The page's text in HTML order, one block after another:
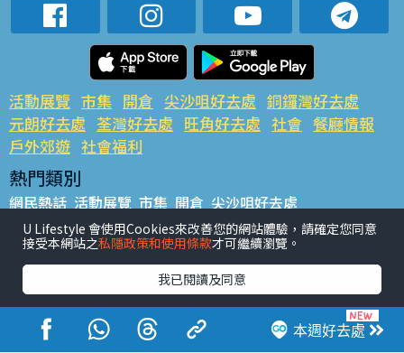
本週好去處
活動展覽 市集 開倉 尖沙咀好去處 銅鑼灣好去處
元朗好去處 荃灣好去處 旺角好去處 社會 餐廳情報
戶外郊遊 社會福利
熱門類別
網民熱話 活動展覽 市集 開倉 尖沙咀好去處
銅鑼灣好去處 元朗好去處 荃灣好去處 旺角好去處 社會
餐廳情報 戶外郊遊
熱門標籤
#UGO搵好去處 #人氣活動推介 #美食社群熱話
#親子玩樂好去處
#ULifestyle應用程式
#限時搶
#UJetso禮物放送
#ULifestyle商戶中心 #著數 #網絡熱話
U Lifestyle 會使用Cookies來改善您的網站體驗，請確定您同意
接受本網站之私隱政策和使用條款才可繼續瀏覽。
我已閱讀及同意